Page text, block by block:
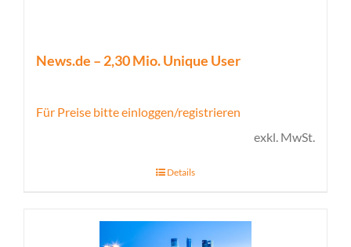
News.de – 2,30 Mio. Unique User
Für Preise bitte einloggen/registrieren
exkl. MwSt.
Details